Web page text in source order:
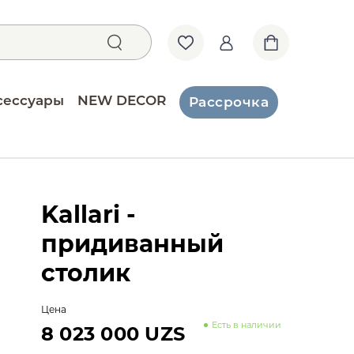
NEW DECOR Рассрочка
Kallari -
придиванный
столик
Цена
Есть в наличии
8 023 000 UZS